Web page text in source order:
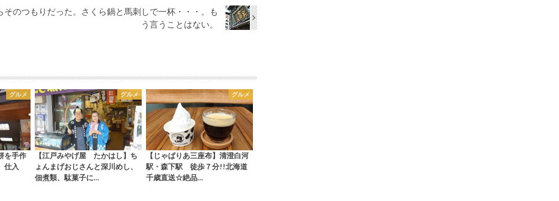
のつもりだった。さくら鍋と馬刺しで一杯・・・。も
う言うことはない。
グルメ
を手作
仕入
グルメ
【江戸みやげ屋 たかはし】ち
ょんまげおじさんと深川めし、
佃煮類、駄菓子に…
グルメ
【じゃぱりあ三座布】清澄白河
駅・森下駅 徒歩７分!!北海道
千歳直送☆絶品…